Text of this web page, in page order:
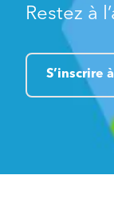
Restez à
S’inscrire